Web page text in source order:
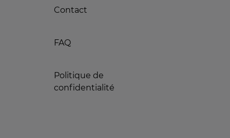
Contact
FAQ
Politique de
confidentialité